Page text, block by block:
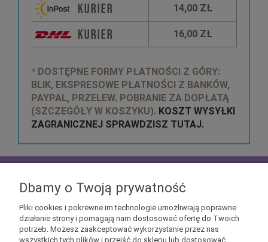
14,00 ZŁ
16,00 ZŁ
* DOSTĘPNE FORMY PŁATNOŚCI Z GÓRY:
BLIK, EKSPRESOWE PŁATNOŚCI Z BANKÓW,
PAYPAL, PRZELEW. POBRANIE ZA DOPŁATĄ
(SZCZEGÓŁY W KOSZYKU). KOSZT WYSYŁKI
ZAGRANICZNEJ SPRAWDZISZ TUTAJ.
otrzymać kupony rabatowe na geekowe itemy
Dbamy o Twoją prywatność
Pliki cookies i pokrewne im technologie umożliwiają poprawne
działanie strony i pomagają nam dostosować ofertę do Twoich
potrzeb. Możesz zaakceptować wykorzystanie przez nas
wszystkich tych plików i przejść do sklepu lub dostosować